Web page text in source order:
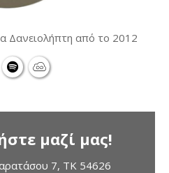
Δανειολήπτη από το 2012
μαζί μας!
7, TK 54626